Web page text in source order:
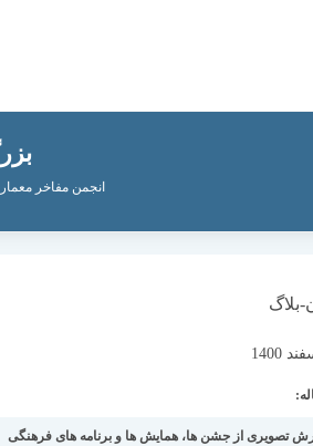
انجمن مفاخر
تصویری از جشن ها، همایش ها و برنامه های فرهنگی